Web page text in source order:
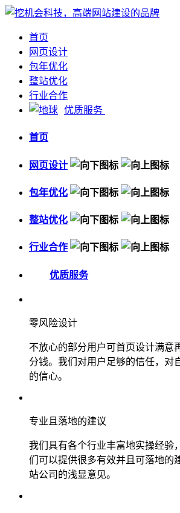
首页
网页设计
包年优化
整站优化
行业合作
优质服务
首页
网页设计
包年优化
整站优化
行业合作
优质服务
零风险设计
不放心的部分用户可首页设计满意
分钱。我们对用户足够的信任，对
的信心。
专业且落地的建议
我们具有各个行业丰富地实操经验
们可以提供很多有效并且可落地的
站公司的浅显意见。